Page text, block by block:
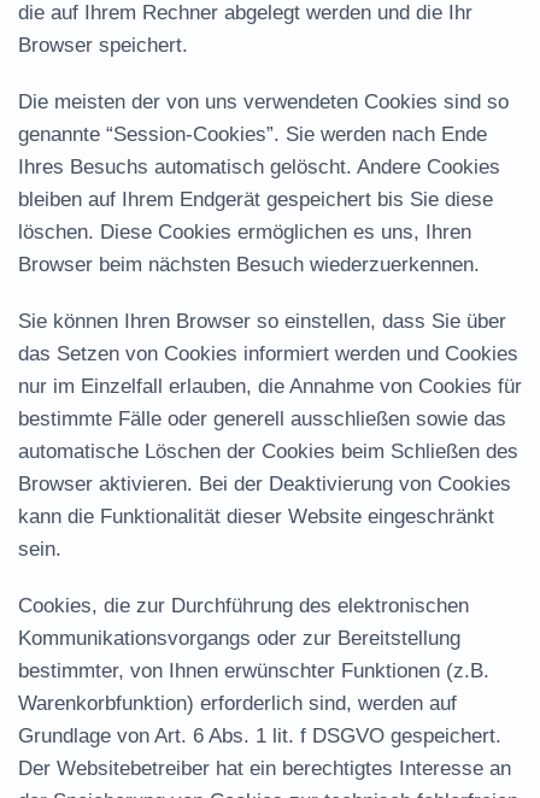
die auf Ihrem Rechner abgelegt werden und die Ihr
Browser speichert.
Die meisten der von uns verwendeten Cookies sind so
genannte “Session-Cookies”. Sie werden nach Ende
Ihres Besuchs automatisch gelöscht. Andere Cookies
bleiben auf Ihrem Endgerät gespeichert bis Sie diese
löschen. Diese Cookies ermöglichen es uns, Ihren
Browser beim nächsten Besuch wiederzuerkennen.
Sie können Ihren Browser so einstellen, dass Sie über
das Setzen von Cookies informiert werden und Cookies
nur im Einzelfall erlauben, die Annahme von Cookies für
bestimmte Fälle oder generell ausschließen sowie das
automatische Löschen der Cookies beim Schließen des
Browser aktivieren. Bei der Deaktivierung von Cookies
kann die Funktionalität dieser Website eingeschränkt
sein.
Cookies, die zur Durchführung des elektronischen
Kommunikationsvorgangs oder zur Bereitstellung
bestimmter, von Ihnen erwünschter Funktionen (z.B.
Warenkorbfunktion) erforderlich sind, werden auf
Grundlage von Art. 6 Abs. 1 lit. f DSGVO gespeichert.
Der Websitebetreiber hat ein berechtigtes Interesse an